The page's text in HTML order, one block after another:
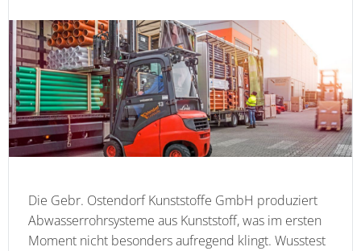
Die Gebr. Ostendorf Kunststoffe GmbH produziert
Abwasserrohrsysteme aus Kunststoff, was im ersten
Moment nicht besonders aufregend klingt. Wusstest